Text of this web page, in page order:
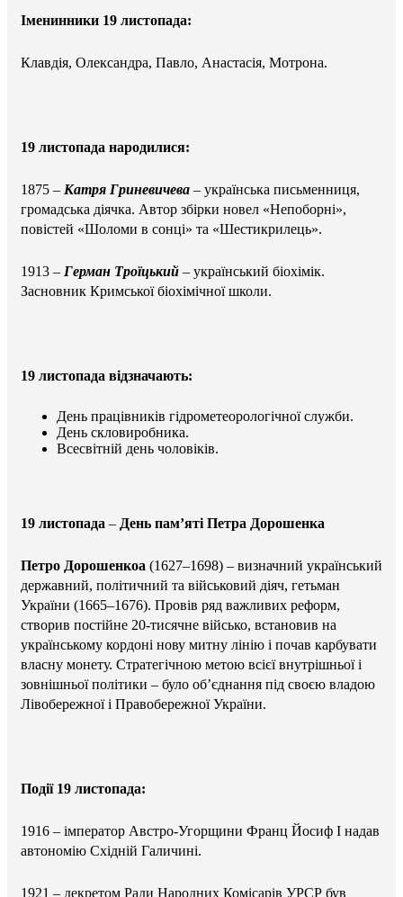
Іменинники 19 листопада:
Клавдія, Олександра, Павло, Анастасія, Мотрона.
19 листопада народилися:
1875 – Катря Гриневичева – українська письменниця,
громадська діячка. Автор збірки новел «Непоборні»,
повістей «Шоломи в сонці» та «Шестикрилець».
1913 – Герман Троїцький – український біохімік.
Засновник Кримської біохімічної школи.
19 листопада відзначають:
День працівників гідрометеорологічної служби.
День скловиробника.
Всесвітній день чоловіків.
19 листопада – День пам’яті Петра Дорошенка
Петро Дорошенкоа (1627–1698) – визначний український
державний, політичний та військовий діяч, гетьман
України (1665–1676). Провів ряд важливих реформ,
створив постійне 20-тисячне військо, встановив на
українському кордоні нову митну лінію і почав карбувати
власну монету. Стратегічною метою всієї внутрішньої і
зовнішньої політики – було об’єднання під своєю владою
Лівобережної і Правобережної України.
Події 19 листопада:
1916 – імператор Австро-Угорщини Франц Йосиф I надав
автономію Східній Галичині.
1921 – декретом Ради Народних Комісарів УРСР був